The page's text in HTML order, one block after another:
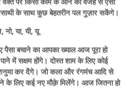
के साथ कुछ बेहतरीन पल गुज़ार सकेंगे।
नो, या, यी, यू
बचाने का आपका ख्याल आज पूरा हो
में सक्षम होंगे। दोस्त शाम के लिए कोई
कर देंगे। जो कला और रंगमंच आदि से
लिए कई नए मौक़े मिलेंगे। आज जितना हो